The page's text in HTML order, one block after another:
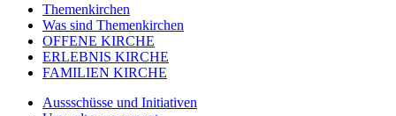
Themenkirchen
Was sind Themenkirchen
OFFENE KIRCHE
ERLEBNIS KIRCHE
FAMILIEN KIRCHE
Aussschüsse und Initiativen